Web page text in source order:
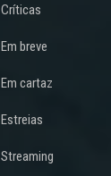
Críticas
Em breve
Em cartaz
Estreias
Streaming